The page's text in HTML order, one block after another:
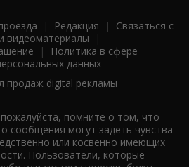
| Редакция | Связаться с
видеоматериалы |
|
Политика в сфере
данных
продаж digital рекламы
помните о том, что
сообщения могут задеть чувства
или косвенно имеющих
Пользователи, которые